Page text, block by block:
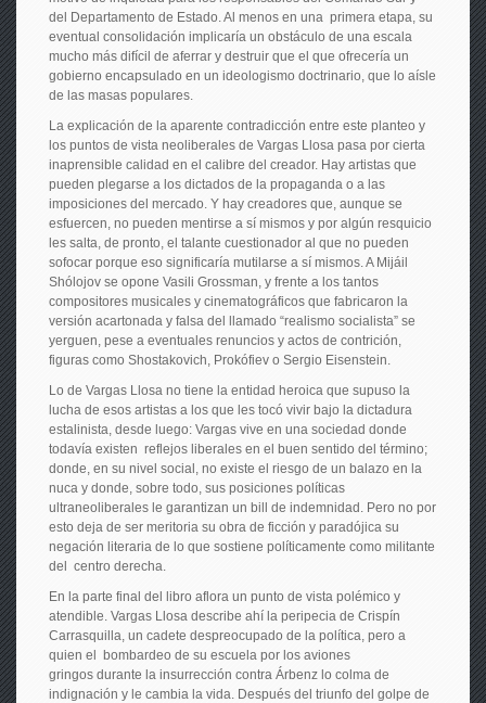
del Departamento de Estado. Al menos en una primera etapa, su
eventual consolidación implicaría un obstáculo de una escala
mucho más difícil de aferrar y destruir que el que ofrecería un
gobierno encapsulado en un ideologismo doctrinario, que lo aísle
de las masas populares.
La explicación de la aparente contradicción entre este planteo y
los puntos de vista neoliberales de Vargas Llosa pasa por cierta
inaprensible calidad en el calibre del creador. Hay artistas que
pueden plegarse a los dictados de la propaganda o a las
imposiciones del mercado. Y hay creadores que, aunque se
esfuercen, no pueden mentirse a sí mismos y por algún resquicio
les salta, de pronto, el talante cuestionador al que no pueden
sofocar porque eso significaría mutilarse a sí mismos. A Mijáil
Shólojov se opone Vasili Grossman, y frente a los tantos
compositores musicales y cinematográficos que fabricaron la
versión acartonada y falsa del llamado “realismo socialista” se
yerguen, pese a eventuales renuncios y actos de contrición,
figuras como Shostakovich, Prokófiev o Sergio Eisenstein.
Lo de Vargas Llosa no tiene la entidad heroica que supuso la
lucha de esos artistas a los que les tocó vivir bajo la dictadura
estalinista, desde luego: Vargas vive en una sociedad donde
todavía existen reflejos liberales en el buen sentido del término;
donde, en su nivel social, no existe el riesgo de un balazo en la
nuca y donde, sobre todo, sus posiciones políticas
ultraneoliberales le garantizan un bill de indemnidad. Pero no por
esto deja de ser meritoria su obra de ficción y paradójica su
negación literaria de lo que sostiene políticamente como militante
del centro derecha.
En la parte final del libro aflora un punto de vista polémico y
atendible. Vargas Llosa describe ahí la peripecia de Crispín
Carrasquilla, un cadete despreocupado de la política, pero a
quien el bombardeo de su escuela por los aviones
gringos durante la insurrección contra Árbenz lo colma de
indignación y le cambia la vida. Después del triunfo del golpe de